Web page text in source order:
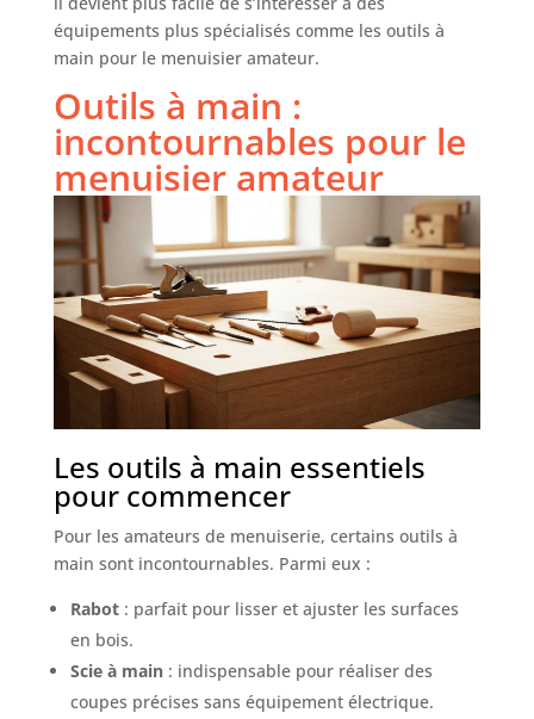
équipements plus spécialisés comme les outils à
main pour le menuisier amateur.
Outils à main :
incontournables pour le
menuisier amateur
Les outils à main essentiels
pour commencer
Pour les amateurs de menuiserie, certains outils à
main sont incontournables. Parmi eux :
Rabot: parfait pour lisser et ajuster les surfaces
en bois.
Scie à main: indispensable pour réaliser des
coupes précises sans équipement électrique.